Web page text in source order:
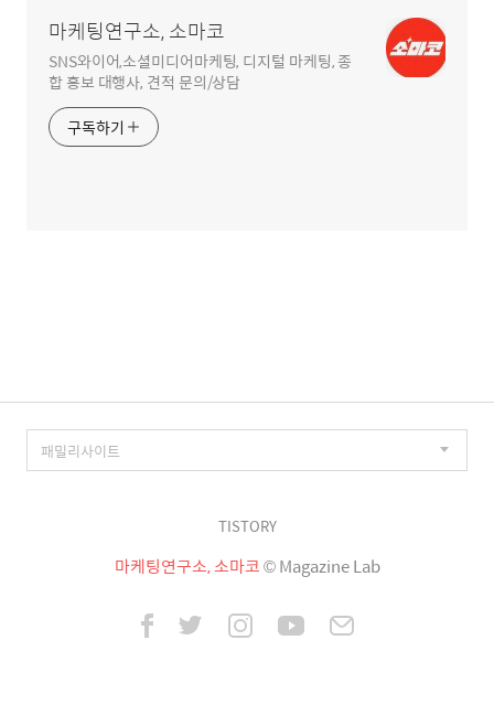
마케팅연구소, 소마코
SNS와이어,소셜미디어마케팅, 디지털 마케팅, 종
합 홍보 대행사, 견적 문의/상담
구독하기
TISTORY
마케팅연구소, 소마코© Magazine Lab